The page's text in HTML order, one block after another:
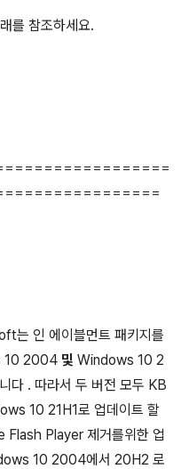
를 참조하세요.
는 인 에이블먼트 패키지를
10 2004 및 Windows 10 2
다 . 따라서 두 버전 모두 KB
10 21H1로 업데이트 할
Flash Player 제거를위한 업
10 2004에서 20H2 로